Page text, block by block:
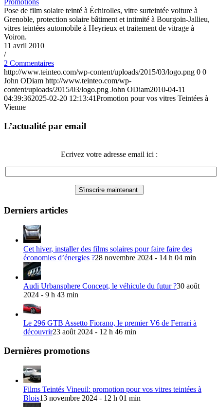
Promotions
Pose de film solaire teinté à Échirolles, vitre surteintée voiture à
Grenoble, protection solaire bâtiment et intimité à Bourgoin-Jallieu,
vitres teintées automobile à Heyrieux et traitement de vitrage à
Voiron.
11 avril 2010
/
2 Commentaires
http://www.teinteo.com/wp-content/uploads/2015/03/logo.png 0 0
John ODiam http://www.teinteo.com/wp-
content/uploads/2015/03/logo.png John ODiam2010-04-11
04:39:362025-02-20 12:13:41Promotion pour vos vitres Teintées à
Vienne
L’actualité par email
Ecrivez votre adresse email ici :
Derniers articles
Cet hiver, installer des films solaires pour faire faire des
économies d’énergies ?28 novembre 2024 - 14 h 04 min
Audi Urbansphere Concept, le véhicule du futur ?30 août
2024 - 9 h 43 min
Le 296 GTB Assetto Fiorano, le premier V6 de Ferrari à
découvrir23 août 2024 - 12 h 46 min
Dernières promotions
Films Teintés Vineuil: promotion pour vos vitres teintées à
Blois13 novembre 2024 - 12 h 01 min